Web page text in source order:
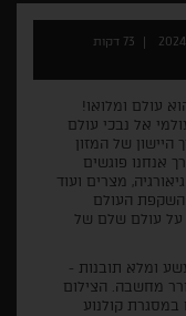
73 דקות
עולם ומלואו!
אל נבכי עולם
היישון של המזון
אנחנו פוגשים
מצרים ועוד
העולם
על עולם שלם של
ומלא תובנות -
מחשבה. הצילום
קולנוע